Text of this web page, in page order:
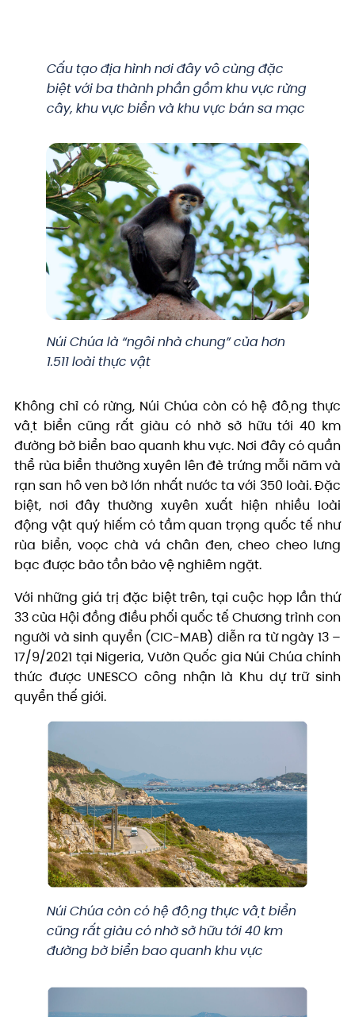
Cấu tạo địa hình nơi đây vô cùng đặc
biệt với ba thành phần gồm khu vực rừng
cây, khu vực biển và khu vực bán sa mạc
Núi Chúa là “ngôi nhà chung” của hơn
1.511 loài thực vật
Không chỉ có rừng, Núi Chúa còn có hệ động thực
vật biển cũng rất giàu có nhờ sở hữu tới 40 km
đường bờ biển bao quanh khu vực. Nơi đây có quần
thể rùa biển thường xuyên lên đẻ trứng mỗi năm và
rạn san hô ven bờ lớn nhất nước ta với 350 loài. Đặc
biệt, nơi đây thường xuyên xuất hiện nhiều loài
động vật quý hiếm có tầm quan trọng quốc tế như
rùa biển, voọc chà vá chân đen, cheo cheo lưng
bạc được bảo tồn bảo vệ nghiêm ngặt.
Với những giá trị đặc biệt trên, tại cuộc họp lần thứ
33 của Hội đồng điều phối quốc tế Chương trình con
người và sinh quyển (CIC-MAB) diễn ra từ ngày 13 –
17/9/2021 tại Nigeria, Vườn Quốc gia Núi Chúa chính
thức được UNESCO công nhận là Khu dự trữ sinh
quyển thế giới.
Núi Chúa còn có hệ động thực vật biển
cũng rất giàu có nhờ sở hữu tới 40 km
đường bờ biển bao quanh khu vực